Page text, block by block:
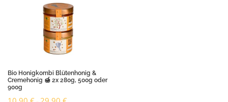
Bio Honigkombi Blütenhonig &
Cremehonig 🍯 2x 280g, 500g oder
900g